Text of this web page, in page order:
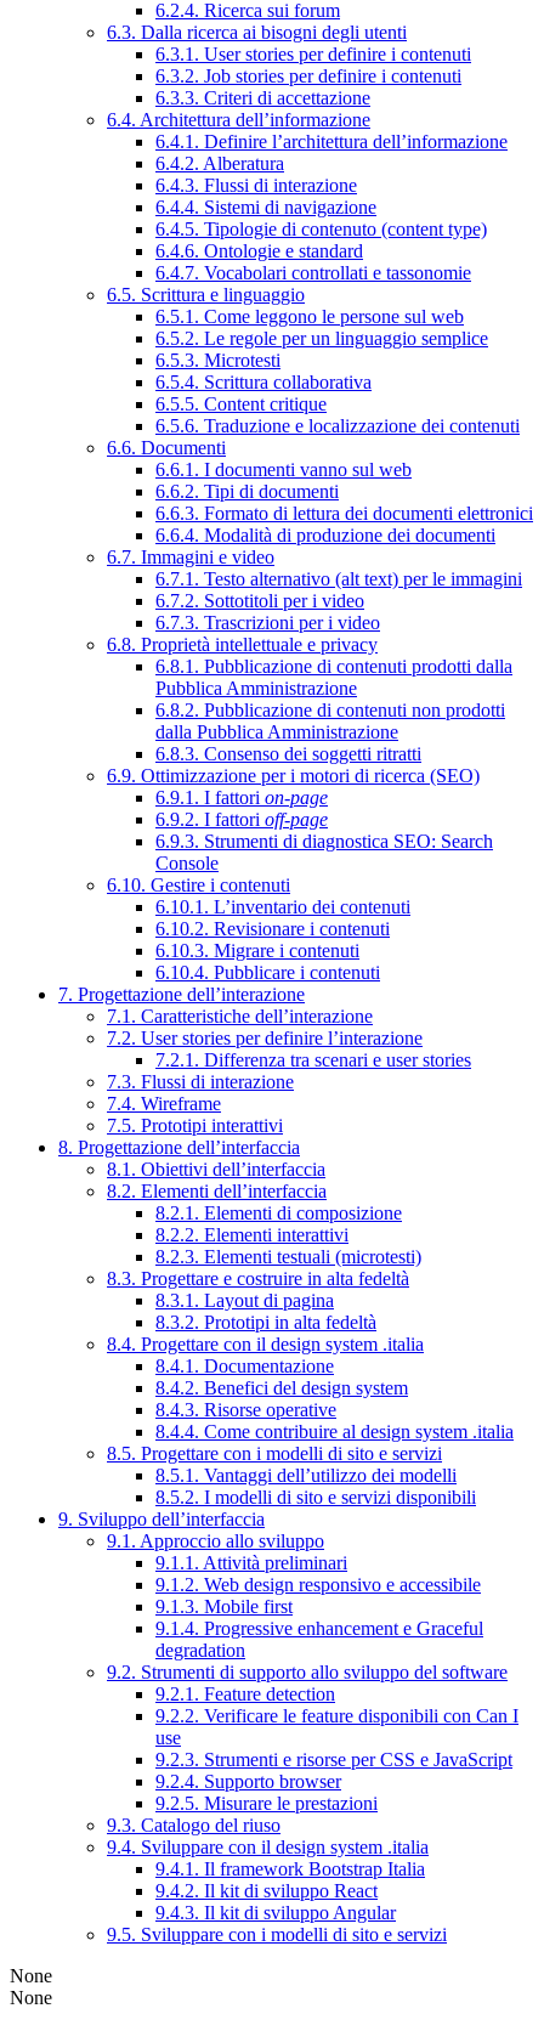
6.2.4. Ricerca sui forum
6.3. Dalla ricerca ai bisogni degli utenti
6.3.1. User stories per definire i contenuti
6.3.2. Job stories per definire i contenuti
6.3.3. Criteri di accettazione
6.4. Architettura dell’informazione
6.4.1. Definire l’architettura dell’informazione
6.4.2. Alberatura
6.4.3. Flussi di interazione
6.4.4. Sistemi di navigazione
6.4.5. Tipologie di contenuto (content type)
6.4.6. Ontologie e standard
6.4.7. Vocabolari controllati e tassonomie
6.5. Scrittura e linguaggio
6.5.1. Come leggono le persone sul web
6.5.2. Le regole per un linguaggio semplice
6.5.3. Microtesti
6.5.4. Scrittura collaborativa
6.5.5. Content critique
6.5.6. Traduzione e localizzazione dei contenuti
6.6. Documenti
6.6.1. I documenti vanno sul web
6.6.2. Tipi di documenti
6.6.3. Formato di lettura dei documenti elettronici
6.6.4. Modalità di produzione dei documenti
6.7. Immagini e video
6.7.1. Testo alternativo (alt text) per le immagini
6.7.2. Sottotitoli per i video
6.7.3. Trascrizioni per i video
6.8. Proprietà intellettuale e privacy
6.8.1. Pubblicazione di contenuti prodotti dalla
Pubblica Amministrazione
6.8.2. Pubblicazione di contenuti non prodotti
dalla Pubblica Amministrazione
6.8.3. Consenso dei soggetti ritratti
6.9. Ottimizzazione per i motori di ricerca (SEO)
6.9.1. I fattori on-page
6.9.2. I fattori off-page
6.9.3. Strumenti di diagnostica SEO: Search
Console
6.10. Gestire i contenuti
6.10.1. L’inventario dei contenuti
6.10.2. Revisionare i contenuti
6.10.3. Migrare i contenuti
6.10.4. Pubblicare i contenuti
7. Progettazione dell’interazione
7.1. Caratteristiche dell’interazione
7.2. User stories per definire l’interazione
7.2.1. Differenza tra scenari e user stories
7.3. Flussi di interazione
7.4. Wireframe
7.5. Prototipi interattivi
8. Progettazione dell’interfaccia
8.1. Obiettivi dell’interfaccia
8.2. Elementi dell’interfaccia
8.2.1. Elementi di composizione
8.2.2. Elementi interattivi
8.2.3. Elementi testuali (microtesti)
8.3. Progettare e costruire in alta fedeltà
8.3.1. Layout di pagina
8.3.2. Prototipi in alta fedeltà
8.4. Progettare con il design system .italia
8.4.1. Documentazione
8.4.2. Benefici del design system
8.4.3. Risorse operative
8.4.4. Come contribuire al design system .italia
8.5. Progettare con i modelli di sito e servizi
8.5.1. Vantaggi dell’utilizzo dei modelli
8.5.2. I modelli di sito e servizi disponibili
9. Sviluppo dell’interfaccia
9.1. Approccio allo sviluppo
9.1.1. Attività preliminari
9.1.2. Web design responsivo e accessibile
9.1.3. Mobile first
9.1.4. Progressive enhancement e Graceful
degradation
9.2. Strumenti di supporto allo sviluppo del software
9.2.1. Feature detection
9.2.2. Verificare le feature disponibili con Can I
use
9.2.3. Strumenti e risorse per CSS e JavaScript
9.2.4. Supporto browser
9.2.5. Misurare le prestazioni
9.3. Catalogo del riuso
9.4. Sviluppare con il design system .italia
9.4.1. Il framework Bootstrap Italia
9.4.2. Il kit di sviluppo React
9.4.3. Il kit di sviluppo Angular
9.5. Sviluppare con i modelli di sito e servizi
None
None